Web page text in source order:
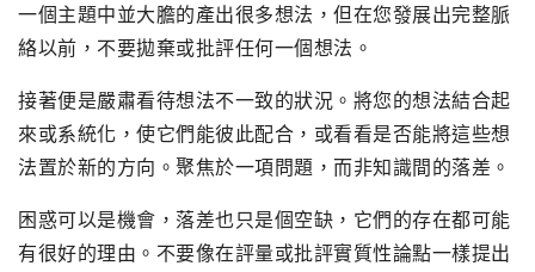
一個主題中並大膽的產出很多想法，但在您發展出完整脈
絡以前，不要拋棄或批評任何一個想法。
接著便是嚴肅看待想法不一致的狀況。將您的想法結合起
來或系統化，使它們能彼此配合，或看看是否能將這些想
法置於新的方向。聚焦於一項問題，而非知識間的落差。
困惑可以是機會，落差也只是個空缺，它們的存在都可能
有很好的理由。不要像在評量或批評實質性論點一樣提出